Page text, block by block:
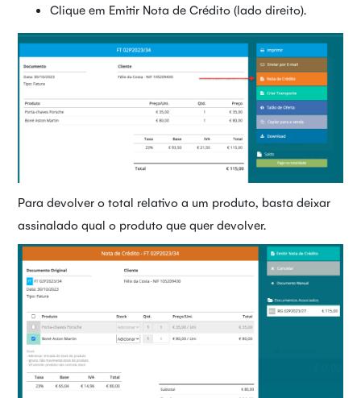
Clique em Emitir Nota de Crédito (lado direito).
Para devolver o total relativo a um produto, basta deixar
assinalado qual o produto que quer devolver.